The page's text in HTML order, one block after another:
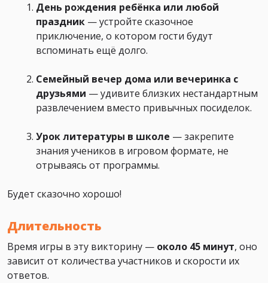
День рождения ребёнка или любой
праздник — устройте сказочное
приключение, о котором гости будут
вспоминать ещё долго.
Семейный вечер дома или вечеринка с
друзьями — удивите близких нестандартным
развлечением вместо привычных посиделок.
Урок литературы в школе — закрепите
знания учеников в игровом формате, не
отрываясь от программы.
Будет сказочно хорошо!
Длительность
Время игры в эту викторину — около 45 минут, оно
зависит от количества участников и скорости их
ответов.